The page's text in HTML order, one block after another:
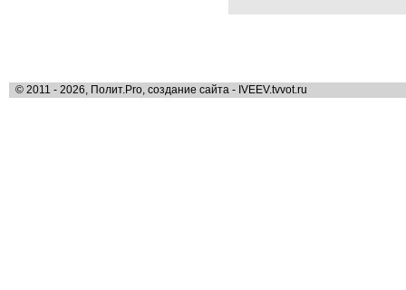
© 2011 - 2026, Полит.Pro, создание сайта - IVEEV.tvvot.ru